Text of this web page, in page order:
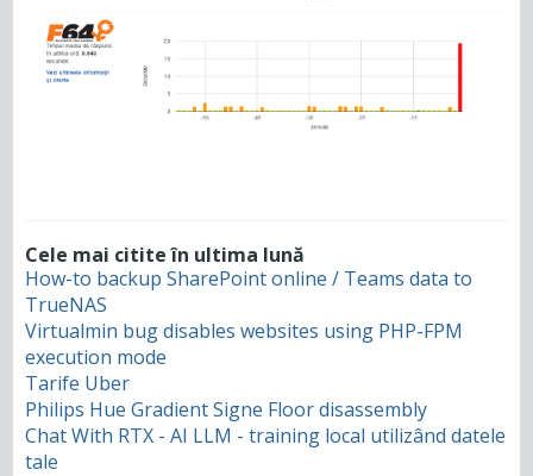
Cele mai citite în ultima lună
How-to backup SharePoint online / Teams data to
TrueNAS
Virtualmin bug disables websites using PHP-FPM
execution mode
Tarife Uber
Philips Hue Gradient Signe Floor disassembly
Chat With RTX - AI LLM - training local utilizând datele
tale